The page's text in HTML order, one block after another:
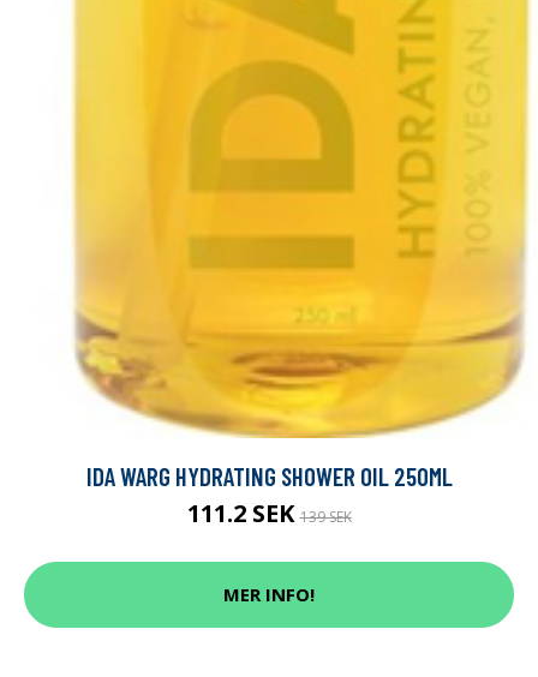
IDA WARG HYDRATING SHOWER OIL 250ML
111.2 SEK139 SEK
MER INFO!